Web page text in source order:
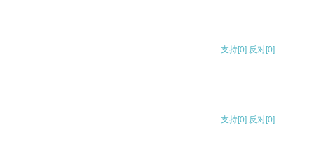
支持[0] 反对[0]
支持[0] 反对[0]